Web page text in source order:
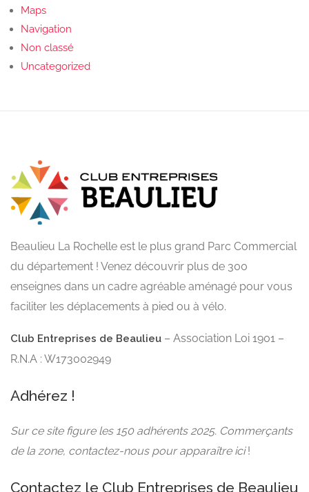
Maps
Navigation
Non classé
Uncategorized
Beaulieu La Rochelle est le plus grand Parc Commercial
du département ! Venez découvrir plus de 300
enseignes dans un cadre agréable aménagé pour vous
faciliter les déplacements à pied ou à vélo.
Club Entreprises de Beaulieu – Association Loi 1901 –
R.N.A : W173002949
Adhérez !
Sur ce site figure les 150 adhérents 2025. Commerçants
de la zone, contactez-nous pour apparaître ici!
Contactez le Club Entreprises de Beaulieu